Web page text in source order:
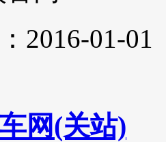
2016-01-01
网(关站)